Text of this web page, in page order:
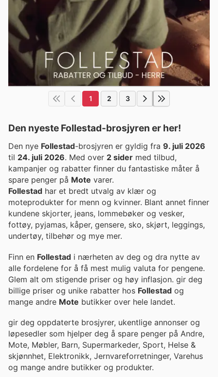
1 2 3
Den nyeste Follestad-brosjyren er her!
Den nye Follestad-brosjyren er gyldig fra 9. juli 2026
til 24. juli 2026. Med over 2 sider med tilbud,
kampanjer og rabatter finner du fantastiske måter å
spare penger på Mote varer.
Follestad har et bredt utvalg av klær og
moteprodukter for menn og kvinner. Blant annet finner
kundene skjorter, jeans, lommebøker og vesker,
fottøy, pyjamas, kåper, gensere, sko, skjørt, leggings,
undertøy, tilbehør og mye mer.
Finn en Follestad i nærheten av deg og dra nytte av
alle fordelene for å få mest mulig valuta for pengene.
Glem alt om stigende priser og høy inflasjon. gir deg
billige priser og unike rabatter hos Follestad og
mange andre Mote butikker over hele landet.
gir deg oppdaterte brosjyrer, ukentlige annonser og
løpesedler som hjelper deg å spare penger på Andre,
Mote, Møbler, Barn, Supermarkeder, Sport, Helse &
skjønnhet, Elektronikk, Jernvareforretninger, Varehus
og mange andre butikker og produkter.